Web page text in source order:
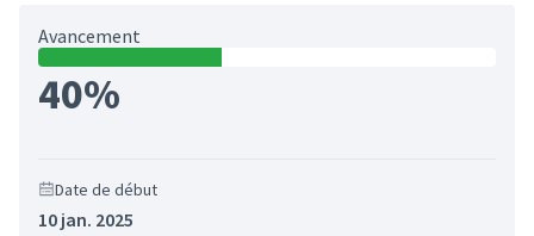
Avancement
40%
Date de début
10 jan. 2025